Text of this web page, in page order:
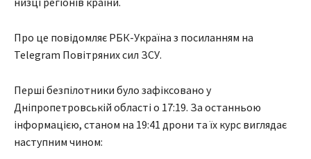
Про це повідомляє РБК-Україна з посиланням на
Telegram Повітряних сил ЗСУ.
Перші безпілотники було зафіксовано у
Дніпропетровській області о 17:19. За останньою
інформацією, станом на 19:41 дрони та їх курс виглядає
наступним чином: